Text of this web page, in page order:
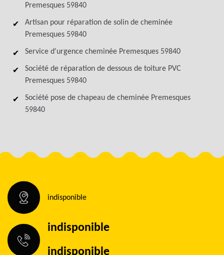
Premesques 59840
Artisan pour réparation de solin de cheminée
Premesques 59840
Service d'urgence cheminée Premesques 59840
Société de réparation de dessous de toiture PVC
Premesques 59840
Société pose de chapeau de cheminée Premesques
59840
indisponible
indisponible
indisponible